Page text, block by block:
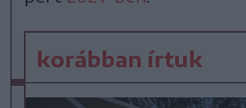
korábban írtuk